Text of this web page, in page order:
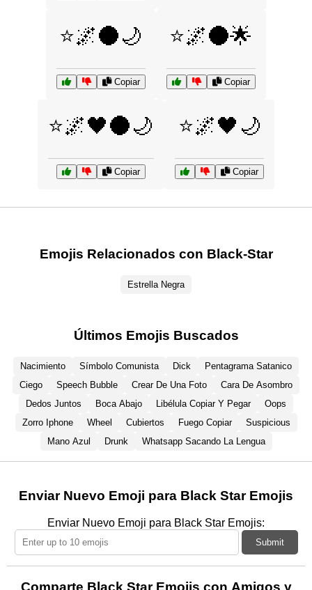
⭐🌌🌑🌙
Copiar
⭐🌌🌑🌟
Copiar
⭐🌌🖤🌑🌙
Copiar
⭐🌌🖤🌙
Copiar
Emojis Relacionados con Black-Star
Estrella Negra
Últimos Emojis Buscados
Nacimiento Símbolo Comunista Dick
Pentagrama Satanico
Ciego
Speech Bubble Crear De Una Foto
Cara De Asombro
Dedos Juntos
Boca Abajo Libélula Copiar Y Pegar
Oops
Zorro Iphone
Wheel Cubiertos Fuego Copiar
Suspicious
Mano Azul
Drunk Whatsapp Sacando La Lengua
Enviar Nuevo Emoji para Black Star Emojis
Enviar Nuevo Emoji para Black Star Emojis:
Submit
Comparte Black Star Emojis con Amigos y